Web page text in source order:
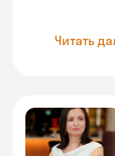
Читать